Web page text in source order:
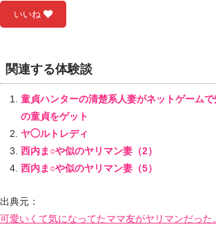
いいね
関連する体験談
童貞ハンターの清楚系人妻がネットゲーム
の童貞をゲット
ヤ◯ルトレディ
西内ま○や似のヤリマン妻（2）
西内ま○や似のヤリマン妻（5）
出典元：
可愛いくて気になってたママ友がヤリマンだった